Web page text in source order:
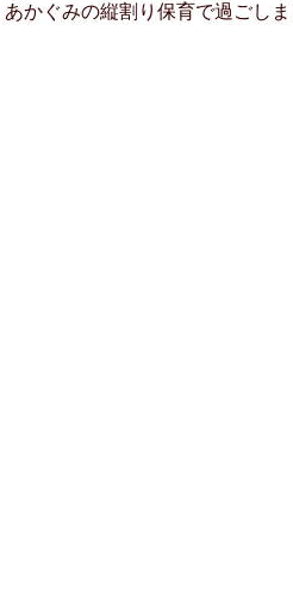
かぐみの縦割り保育で過ごしま